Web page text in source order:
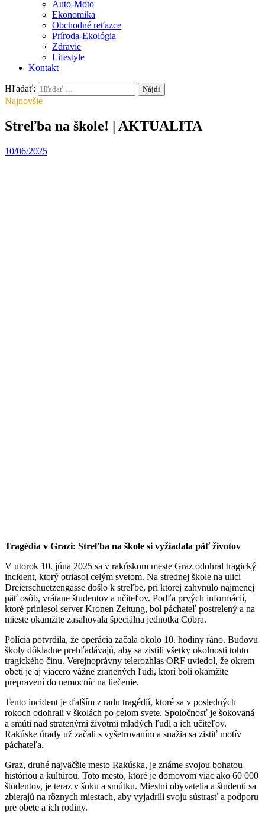
Auto-Moto
Ekonomika
Obchodné reťazce
Príroda-Ekológia
Zdravie
Lifestyle
Kontakt
Hľadať:
Najnovšie
Streľba na škole! | AKTUALITA
10/06/2025
Tragédia v Grazi: Streľba na škole si vyžiadala päť životov
V utorok 10. júna 2025 sa v rakúskom meste Graz odohral tragický
incident, ktorý otriasol celým svetom. Na strednej škole na ulici
Dreierschuetzengasse došlo k streľbe, pri ktorej zahynulo najmenej
päť osôb, vrátane študentov a učiteľov. Podľa prvých informácií,
ktoré priniesol server Kronen Zeitung, bol páchateľ postrelený a na
mieste okamžite zasahovala špeciálna jednotka Cobra.
Polícia potvrdila, že operácia začala okolo 10. hodiny ráno. Budovu
školy dôkladne prehľadávajú, aby sa zistili všetky okolnosti tohto
tragického činu. Verejnoprávny telerozhlas ORF uviedol, že okrem
obetí je aj viacero vážne zranených ľudí, ktorí boli okamžite
prepravení do nemocníc na liečenie.
Tento incident je ďalším z radu tragédií, ktoré sa v posledných
rokoch odohrali v školách po celom svete. Spoločnosť je šokovaná
a smúti nad stratenými životmi mladých ľudí a ich učiteľov.
Rakúske úrady už začali s vyšetrovaním a snažia sa zistiť motív
páchateľa.
Graz, druhé najväčšie mesto Rakúska, je známe svojou bohatou
históriou a kultúrou. Toto mesto, ktoré je domovom viac ako 60 000
študentov, je teraz v šoku a smútku. Miestni obyvatelia a študenti sa
zbierajú na rôznych miestach, aby vyjadrili svoju sústrasť a podporu
pre obete a ich rodiny.